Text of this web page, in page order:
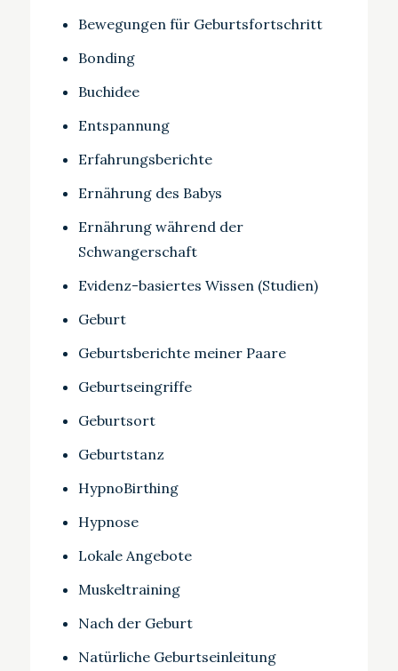
Bewegungen für Geburtsfortschritt
Bonding
Buchidee
Entspannung
Erfahrungsberichte
Ernährung des Babys
Ernährung während der
Schwangerschaft
Evidenz-basiertes Wissen (Studien)
Geburt
Geburtsberichte meiner Paare
Geburtseingriffe
Geburtsort
Geburtstanz
HypnoBirthing
Hypnose
Lokale Angebote
Muskeltraining
Nach der Geburt
Natürliche Geburtseinleitung